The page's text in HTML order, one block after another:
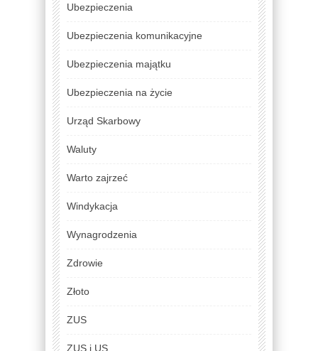
Ubezpieczenia
Ubezpieczenia komunikacyjne
Ubezpieczenia majątku
Ubezpieczenia na życie
Urząd Skarbowy
Waluty
Warto zajrzeć
Windykacja
Wynagrodzenia
Zdrowie
Złoto
ZUS
ZUS i US